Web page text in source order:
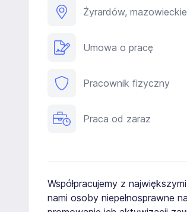
Żyrardów, mazowieckie
Umowa o pracę
Pracownik fizyczny
Praca od zaraz
Współpracujemy z
nami osoby niepełnosprawne